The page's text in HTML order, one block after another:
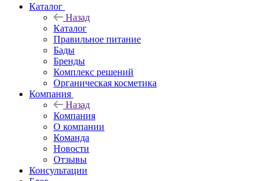
Каталог
Назад
Каталог
Правильное питание
Бады
Бренды
Комплекс решений
Органическая косметика
Компания
Назад
Компания
О компании
Команда
Новости
Отзывы
Консультации